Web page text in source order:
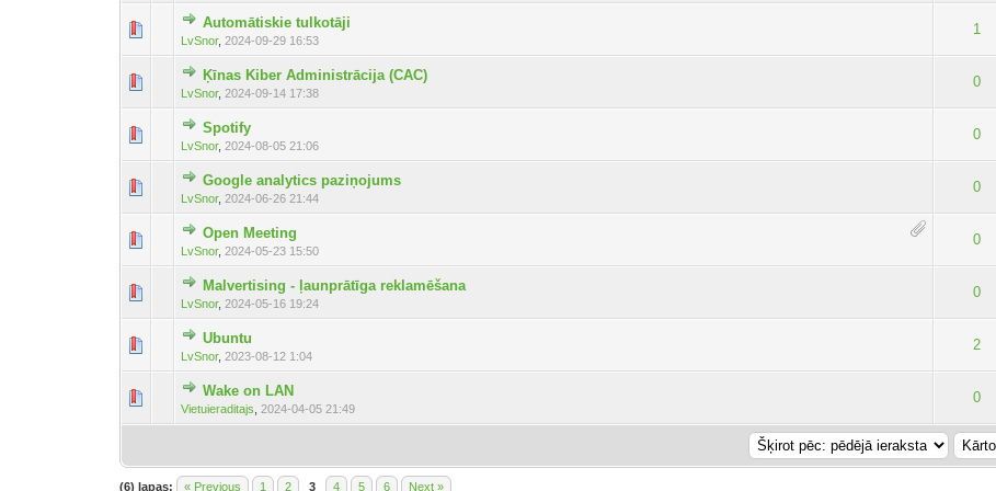
Automātiskie tulkotāji
LvSnor,2024-09-29 16:53
1
Ķīnas Kiber Administrācija (CAC)
LvSnor, 2024-09-14 17:38
0
Spotify
LvSnor,2024-08-05 21:06
0
Google analytics paziņojums
LvSnor, 2024-06-26 21:44
0
Open Meeting
LvSnor,2024-05-23 15:50
0
Malvertising - ļaunprātīga reklamēšana
LvSnor, 2024-05-16 19:24
0
Ubuntu
LvSnor,2023-08-12 1:04
2
Wake on LAN
Vietuieraditajs 2024-04-05 21:49
0
(6) lapas: « Previous 1 2 3 4 5 6 Next »